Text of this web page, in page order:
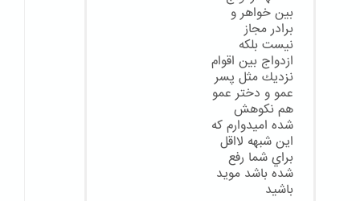
بين خواهر و
برادر مجاز
نيست بلكه
ازدواج بين اقوام
نزديك مثل پسر
عمو و دختر عمو
هم نكوهش
شده اميدوارم كه
اين شبهه لااقل
براي شما رفع
شده باشد مويد
باشيد